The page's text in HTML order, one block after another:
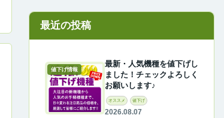
最近の投稿
値下げ情報
最新・人気機種を値下げし
ました！チェックよろしく
お願いします♪
オススメ 値下げ
2026.08.07